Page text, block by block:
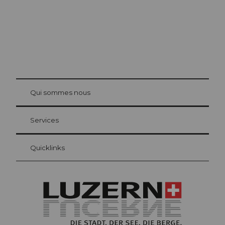
Carte d’hôte Lucerne
Vos avantages en tant qu'hôte pour la nuit
at Bre
Qui sommes nous
Services
Quicklinks